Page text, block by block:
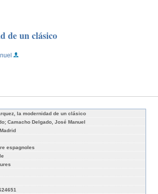
de un clásico
la modernidad de un clásico
Camacho Delgado, José Manuel
espagnoles